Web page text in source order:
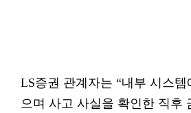
LS증권 관계자는 “내부 시스
으며 사고 사실을 확인한 직후